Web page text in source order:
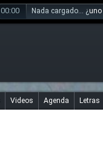
00:00 Nada cargado... ¿
Videos Agenda Letras